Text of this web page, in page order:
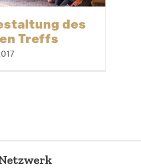
des
Treffs